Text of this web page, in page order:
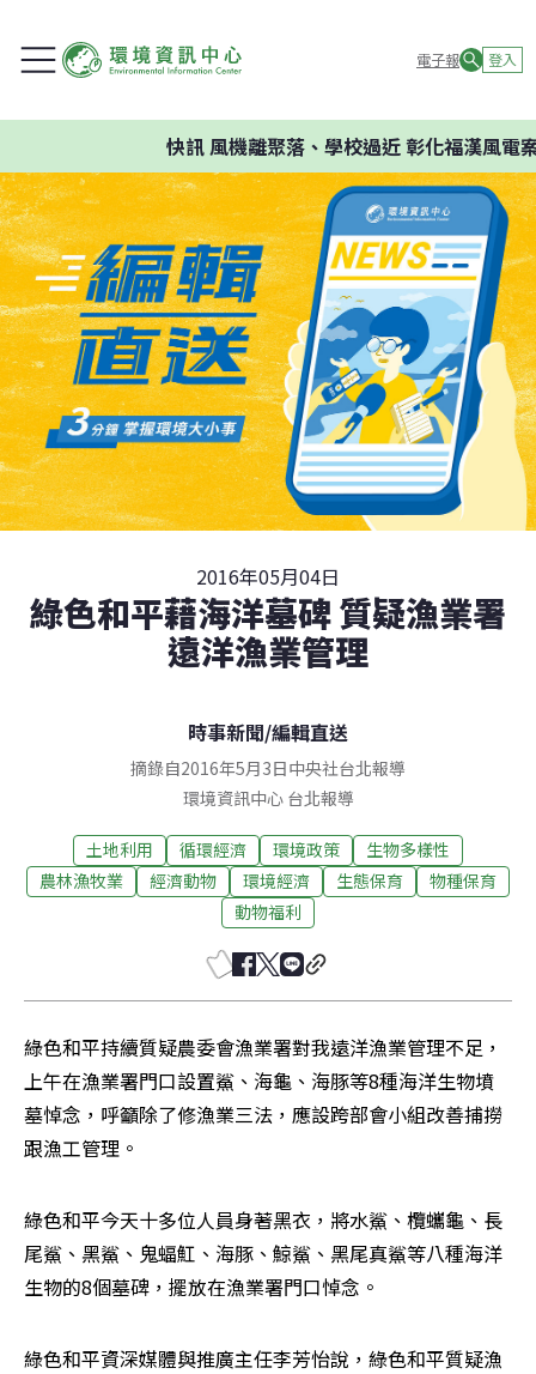
電子報 登入
快訊風機離聚落、學校過近 彰化福漢風電案
2016年05月04日
綠色和平藉海洋墓碑 質疑漁業署
遠洋漁業管理
時事新聞/編輯直送
摘錄自2016年5月3日中央社台北報導
環境資訊中心 台北報導
土地利用 循環經濟 環境政策
生物多樣性
農林漁牧業
經濟動物 環境經濟 生態保育
物種保育
動物福利
綠色和平持續質疑農委會漁業署對我遠洋漁業管理不足，
上午在漁業署門口設置鯊、海龜、海豚等8種海洋生物墳
墓悼念，呼籲除了修漁業三法，應設跨部會小組改善捕撈
跟漁工管理。
綠色和平今天十多位人員身著黑衣，將水鯊、欖蠵龜、長
尾鯊、黑鯊、鬼蝠魟、海豚、鯨鯊、黑尾真鯊等八種海洋
生物的8個墓碑，擺放在漁業署門口悼念。
綠色和平資深媒體與推廣主任李芳怡說，綠色和平質疑漁